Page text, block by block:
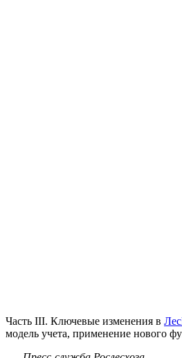
Часть III. Ключевые изменения в
модель учета, применение нового